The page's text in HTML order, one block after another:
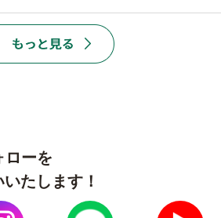
ローを
たします！